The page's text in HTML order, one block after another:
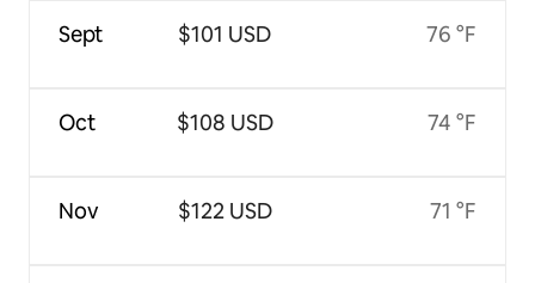
Sept
Oct
Nov
$101 USD
$108 USD
$122 USD
76 °F
74 °F
71 °F